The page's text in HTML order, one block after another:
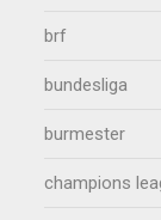
brf
bundesliga
burmester
champions